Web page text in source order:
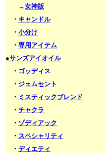
→女神版
・ キャンドル
・ 小分け
・ 専用アイテム
●サンズアイオイル
・ ゴッディス
・ ジェムセント
・ ミスティックブレンド
・ チャクラ
・ ゾディアック
・ スペシャリティ
・ ディエティ